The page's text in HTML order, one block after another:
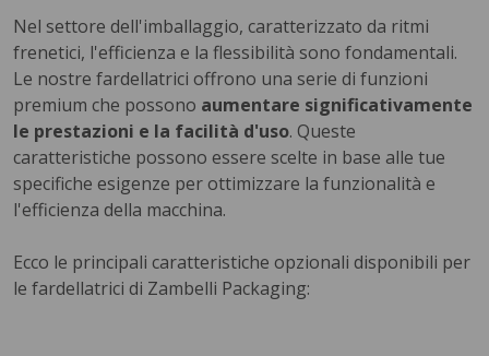
Nel settore dell'imballaggio, caratterizzato da ritmi
frenetici, l'efficienza e la flessibilità sono fondamentali.
Le nostre fardellatrici offrono una serie di funzioni
premium che possono aumentare significativamente
le prestazioni e la facilità d'uso. Queste
caratteristiche possono essere scelte in base alle tue
specifiche esigenze per ottimizzare la funzionalità e
l'efficienza della macchina.
Ecco le principali caratteristiche opzionali disponibili per
le fardellatrici di Zambelli Packaging: